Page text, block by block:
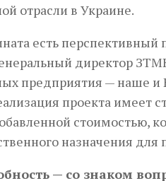
отрасли в Украине.
есть перспективный
директор
предприятия — наше
проекта имеет
стоимостью,
назначения
— со знаком